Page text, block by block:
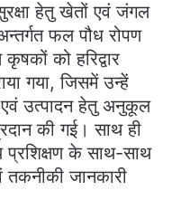
हेतु खेतों एवं जंगल
फल पौध रोपण
को हरिद्वार
गया, जिसमें उन्हें
एवं उत्पादन हेतु अनुकूल
की गई। साथ ही
प्रशिक्षण के साथ-साथ
तकनीकी जानकारी